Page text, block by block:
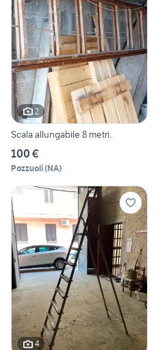
2
Scala allungabile 8 metri.
100 €
Pozzuoli(NA)
4